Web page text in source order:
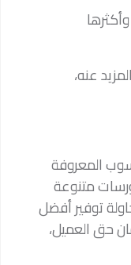
عنه،
المعروفة
متنوعة
توفير أفضل
حق العميل،